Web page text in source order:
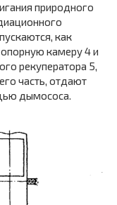
природного
как
опорную камеру 4 и
рекуператора 5,
часть, отдают
дымососа.